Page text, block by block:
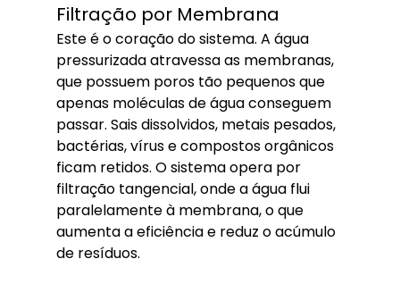
Filtração por Membrana
Este é o coração do sistema. A água
pressurizada atravessa as membranas,
que possuem poros tão pequenos que
apenas moléculas de água conseguem
passar. Sais dissolvidos, metais pesados,
bactérias, vírus e compostos orgânicos
ficam retidos. O sistema opera por
filtração tangencial, onde a água flui
paralelamente à membrana, o que
aumenta a eficiência e reduz o acúmulo
de resíduos.